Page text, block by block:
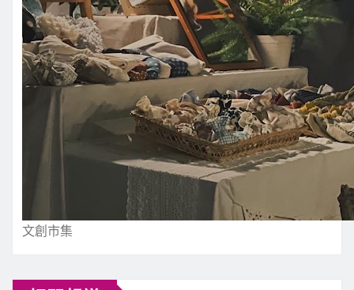
文創市集